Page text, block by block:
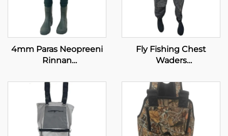
4mm Paras Neopreeni
Rinnan
kenkien kanssa
Fly Fishing Chest
Waders
Vesitiivis Sukkapussi
Jokihousut Miehille ja
Naisille